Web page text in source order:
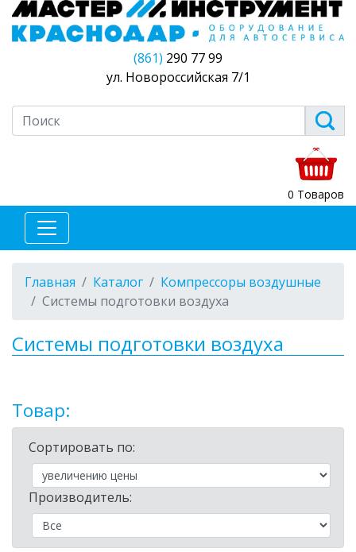
(861) 290 77 99
ул. Новороссийская 7/1
0 Товаров
Главная Каталог
Компрессоры воздушные
Системы подготовки воздуха
Системы подготовки воздуха
Товар:
Сортировать по:
Производитель: